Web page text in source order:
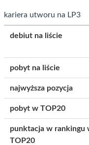
kariera utworu na LP3
debiut na liście
pobyt na liście
najwyższa pozycja
pobyt w TOP20
punktacja w rankingu
TOP20